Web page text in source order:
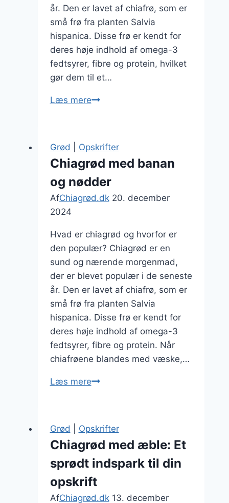
år. Den er lavet af chiafrø, som er
små frø fra planten Salvia
hispanica. Disse frø er kendt for
deres høje indhold af omega-3
fedtsyrer, fibre og protein, hvilket
gør dem til et…
Læs mereChiagrød
og
Grød Opskrifter
Chiagrød med banan
og nødder
AfChiagrød.dk 20. december
2024
Hvad er chiagrød og hvorfor er
den populær? Chiagrød er en
sund og nærende morgenmad,
der er blevet populær i de seneste
år. Den er lavet af chiafrø, som er
små frø fra planten Salvia
hispanica. Disse frø er kendt for
deres høje indhold af omega-3
fedtsyrer, fibre og protein. Når
chiafrøene blandes med væske,…
Læs mereChiagrød
og
Grød Opskrifter
Chiagrød med æble: Et
sprødt indspark til din
opskrift
AfChiagrød.dk 13. december